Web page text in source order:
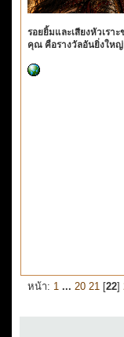
รอยยิ้มและเสียงหัวเราะ
คุณ คือรางวัลอันยิ่งใหญ่
หน้า: 1 ... 20 21 [22]